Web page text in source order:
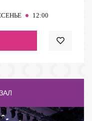
12:00